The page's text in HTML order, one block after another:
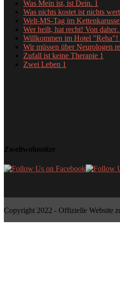
Was Mein ist, ist Dein. 1
Was nichts kostet ist nichts
Welt-MS-Tag im
Wer heilt, hat recht! Von
Willkommen im Hotel "Reha"!
Wir müssen über Neurologen
Zufall ist keine Therapie 1
Zwei Leben 1
Zweitwohnsitze
Copyright 2022 - Offizielle Website